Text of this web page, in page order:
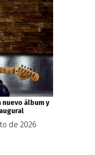
nuevo álbum y
de 2026